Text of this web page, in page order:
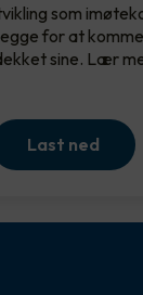
som
for at
sine. Lær
Last ned